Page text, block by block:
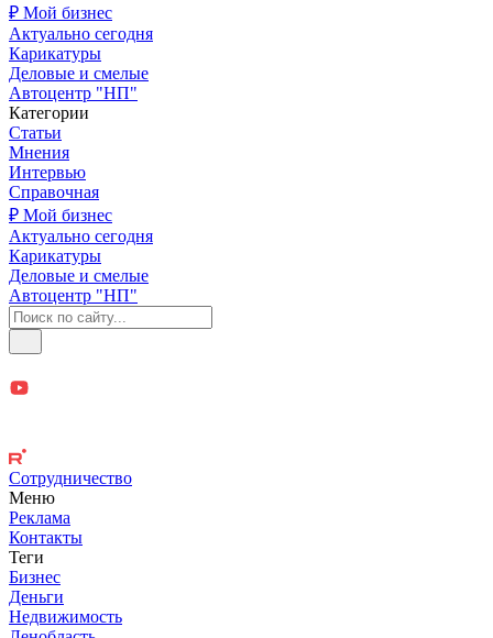
₽ Мой бизнес
Актуально сегодня
Карикатуры
Деловые и смелые
Автоцентр "НП"
Категории
Статьи
Мнения
Интервью
Справочная
₽ Мой бизнес
Актуально сегодня
Карикатуры
Деловые и смелые
Автоцентр "НП"
Сотрудничество
Меню
Реклама
Контакты
Теги
Бизнес
Деньги
Недвижимость